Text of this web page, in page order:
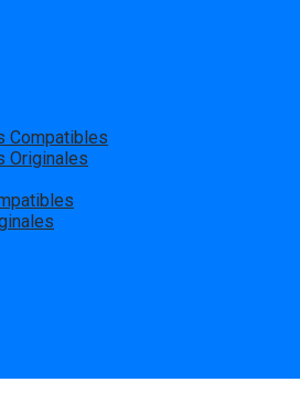
Compatibles
Originales